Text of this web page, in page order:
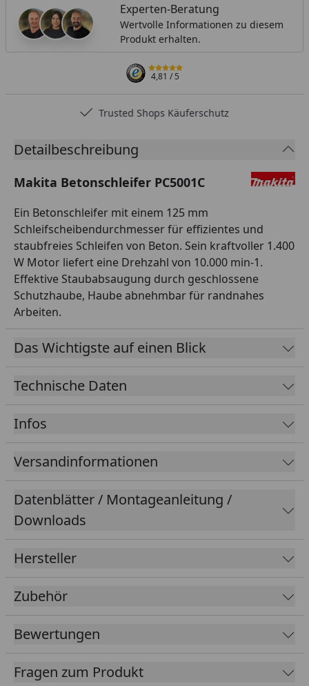
Experten-Beratung
Wertvolle Informationen zu diesem
Produkt erhalten.
4,81/ 5
Trusted Shops Käuferschutz
Detailbeschreibung
Makita Betonschleifer PC5001C
Ein Betonschleifer mit einem 125 mm
Schleifscheibendurchmesser für effizientes und
staubfreies Schleifen von Beton. Sein kraftvoller 1.400
W Motor liefert eine Drehzahl von 10.000 min-1.
Effektive Staubabsaugung durch geschlossene
Schutzhaube, Haube abnehmbar für randnahes
Arbeiten.
Das Wichtigste auf einen Blick
Technische Daten
Infos
Versandinformationen
Datenblätter / Montageanleitung /
Downloads
Hersteller
Zubehör
Bewertungen
Fragen zum Produkt